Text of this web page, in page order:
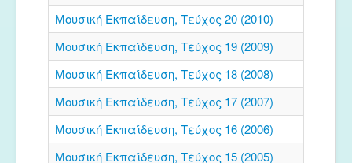
Συνέδρια
Θερινή συνάντηση
Μουσικές Ομάδες
Ευτέρπη
Musapps
Μουσική Εκπαίδευση, Τεύχος 20 (2010)
Μουσική Εκπαίδευση, Τεύχος 19 (2009)
Μουσική Εκπαίδευση, Τεύχος 18 (2008)
Μουσική Εκπαίδευση, Τεύχος 17 (2007)
Μουσική Εκπαίδευση, Τεύχος 16 (2006)
Μουσική Εκπαίδευση, Τεύχος 15 (2005)